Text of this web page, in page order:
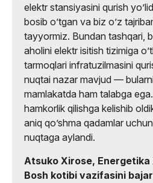
elektr stansiyasini qurish
bosib oʼtgan va biz oʼz
tayyormiz. Bundan tashqari,
aholini elektr isitish tizimiga
tarmoqlari infratuzilmasini
nuqtai nazar mavjud —
mamlakatda ham talabga
hamkorlik qilishga kelishib
aniq qoʼshma qadamlar
nuqtaga aylandi.
Atsuko Xirose,
Bosh kotibi vazifasini